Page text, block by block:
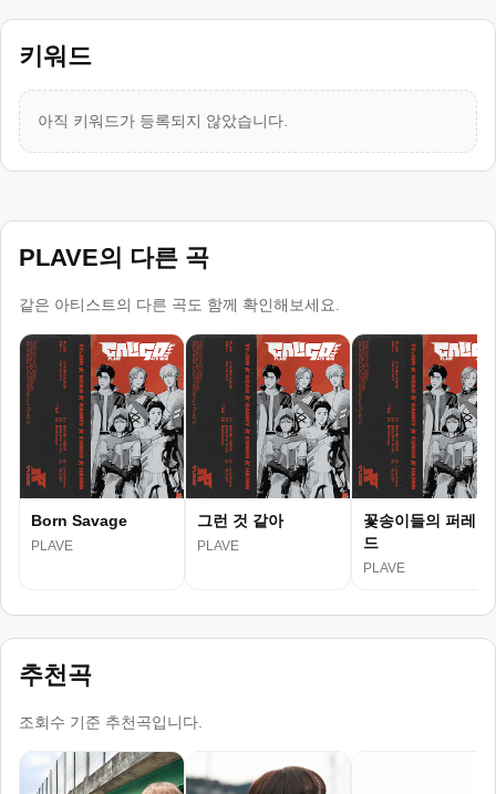
키워드
아직 키워드가 등록되지 않았습니다.
PLAVE의 다른 곡
같은 아티스트의 다른 곡도 함께 확인해보세요.
Born Savage
PLAVE
그런 것 같아
PLAVE
꽃송이들의 퍼레이
드
PLAVE
추천곡
조회수 기준 추천곡입니다.